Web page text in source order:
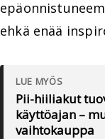
ehkä enää
LUE MYÖS
Pii-hiiliakut
käyttöajan –
vaihtokauppa